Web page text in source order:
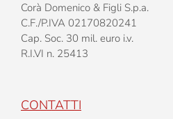
Corà Domenico & Figli S.p.a.
C.F./P.IVA 02170820241
Cap. Soc. 30 mil. euro i.v.
R.I.VI n. 25413
CONTATTI